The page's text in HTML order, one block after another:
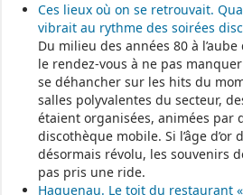
Ces lieux où on se retrouvait.
vibrait au rythme des soirées
Du milieu des années 80 à l’aube
le rendez-vous à ne pas
se déhancher sur les hits du
salles polyvalentes du secteur,
étaient organisées, animées par
discothèque mobile. Si l’âge d’or
désormais révolu, les souvenirs
pas pris une ride.
Haguenau. Le toit du restaurant